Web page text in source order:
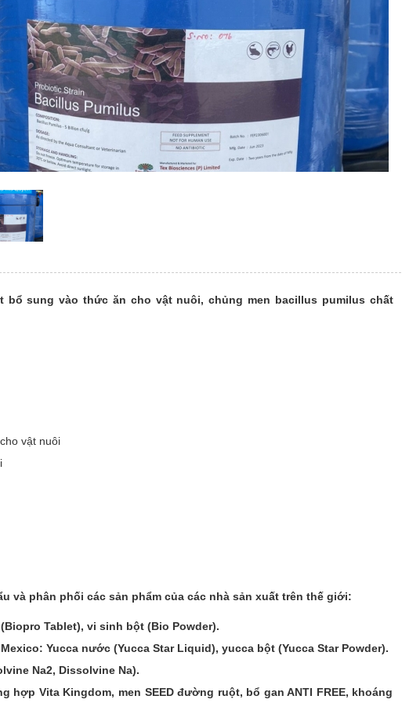
sung vào thức ăn cho vật nuôi, chủng men bacillus pumilus chất
vật nuôi
và phân phối các sản phẩm của các nhà sản xuất trên thế giới:
Tablet), vi sinh bột (Bio Powder).
Yucca nước (Yucca Star Liquid), yucca bột (Yucca Star Powder).
Na2, Dissolvine Na).
hợp Vita Kingdom, men SEED đường ruột, bổ gan ANTI FREE, khoáng